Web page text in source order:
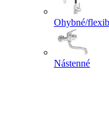
Ohybné/
Nástenné